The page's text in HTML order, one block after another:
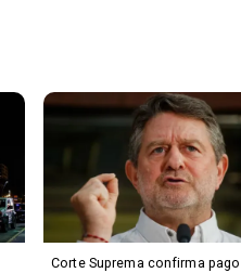
Corte Suprema confirma